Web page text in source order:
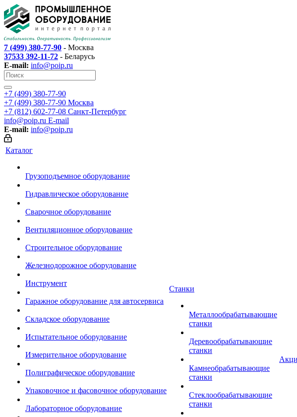
7 (499) 380-77-90 - Москва
37533 392-11-72 - Беларусь
E-mail: info@poip.ru
+7 (499) 380-77-90
+7 (499) 380-77-90 Москва
+7 (812) 602-77-08 Санкт-Петербург
info@poip.ru E-mail
E-mail: info@poip.ru
Каталог
Грузоподъемное оборудование
Гидравлическое оборудование
Сварочное оборудование
Вентиляционное оборудование
Строительное оборудование
Железнодорожное оборудование
Инструмент
Гаражное оборудование для автосервиса
Складское оборудование
Испытательное оборудование
Измерительное оборудование
Полиграфическое оборудование
Упаковочное и фасовочное оборудование
Лабораторное оборудование
Станки
Металлообрабатывающие
станки
Деревообрабатывающие
станки
Камнеобрабатывающие
станки
Стеклообрабатывающие
станки